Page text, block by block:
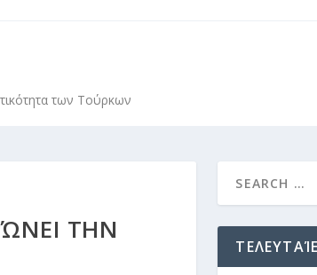
των Τούρκων
ΤΗΝ